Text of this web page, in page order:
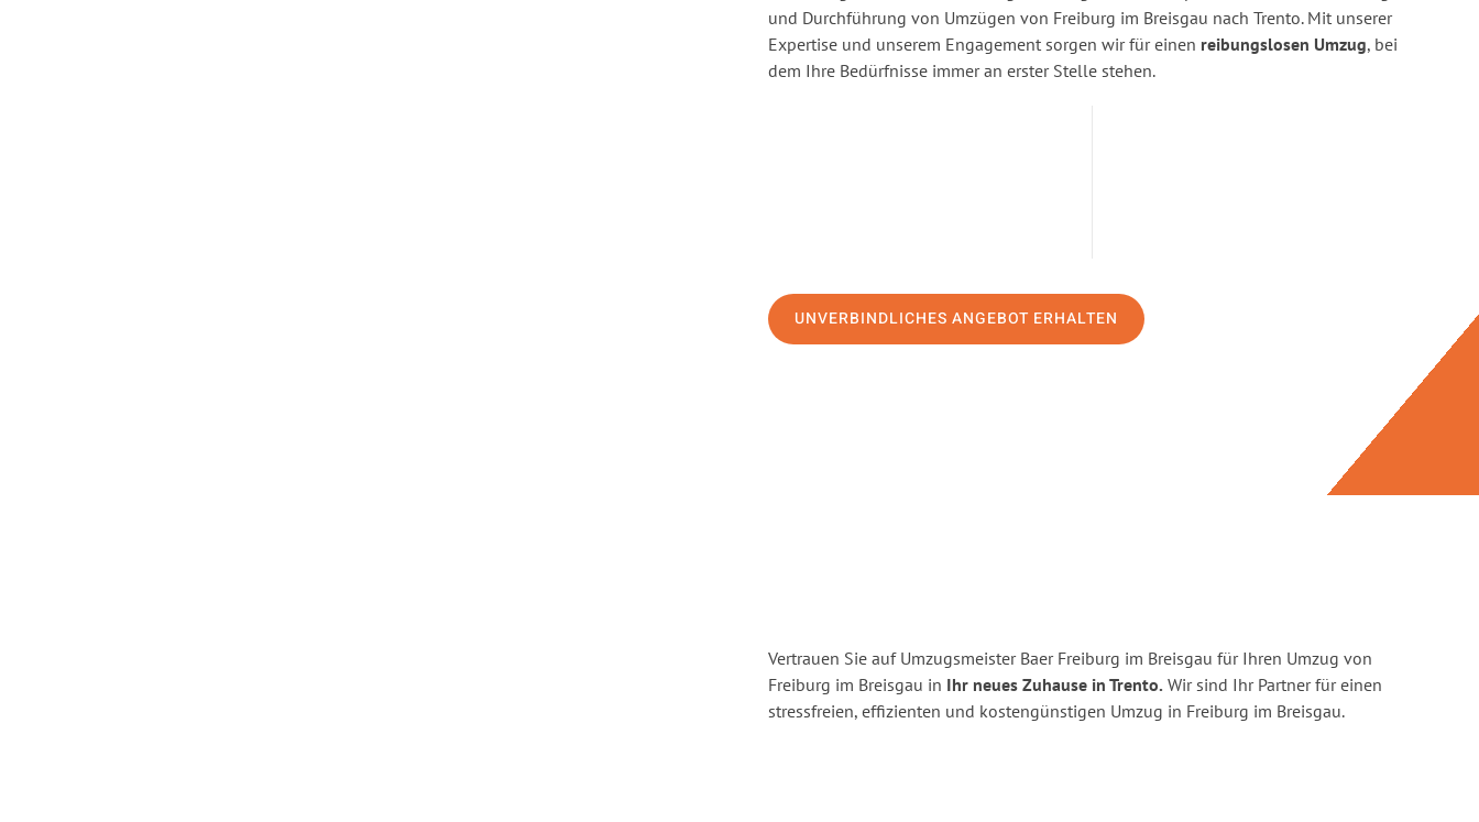
und Durchführung von Umzügen von Freiburg im Breisgau nach Trento. Mit unserer
Expertise und unserem Engagement sorgen wir für einen reibungslosen Umzug, bei
dem Ihre Bedürfnisse immer an erster Stelle stehen.
UNVERBINDLICHES ANGEBOT ERHALTEN
Vertrauen Sie auf Umzugsmeister Baer Freiburg im Breisgau für Ihren Umzug von
Freiburg im Breisgau in Ihr neues Zuhause in Trento. Wir sind Ihr Partner für einen
stressfreien, effizienten und kostengünstigen Umzug in Freiburg im Breisgau.